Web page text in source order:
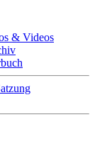
& Videos